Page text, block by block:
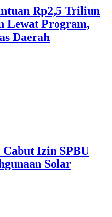
Rp2,5 Triliun
Lewat Program,
Daerah
Izin SPBU
Solar